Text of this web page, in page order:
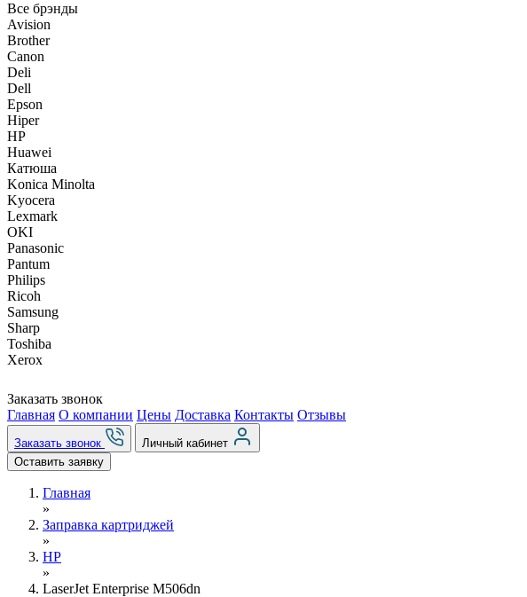
Все брэнды
Avision
Brother
Canon
Deli
Dell
Epson
Hiper
HP
Huawei
Катюша
Konica Minolta
Kyocera
Lexmark
OKI
Panasonic
Pantum
Philips
Ricoh
Samsung
Sharp
Toshiba
Xerox
Заказать звонок
Главная О компании Цены Доставка Контакты Отзывы
Заказать звонок
Личный кабинет
Оставить заявку
Главная
»
Заправка картриджей
»
HP
»
LaserJet Enterprise M506dn